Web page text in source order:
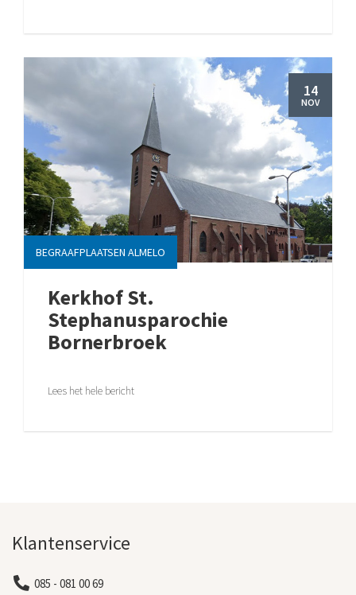
14
NOV
BEGRAAFPLAATSEN ALMELO
Kerkhof St.
Stephanusparochie
Bornerbroek
Lees het hele bericht
Klantenservice
085 - 081 00 69